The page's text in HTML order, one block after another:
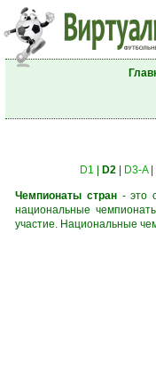
D1 D2| D3-A|
Чемпионаты стран- это
национальные
участие. Национальные